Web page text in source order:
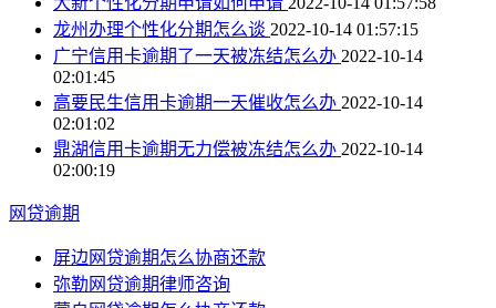
龙州办理个性化分期怎么谈 2022-10-14 01:57:15
广宁信用卡逾期了一天被冻结怎么办 2022-10-14
02:01:45
高要民生信用卡逾期一天催收怎么办 2022-10-14
02:01:02
鼎湖信用卡逾期无力偿被冻结怎么办 2022-10-14
02:00:19
网贷逾期
屏边网贷逾期怎么协商还款
弥勒网贷逾期律师咨询